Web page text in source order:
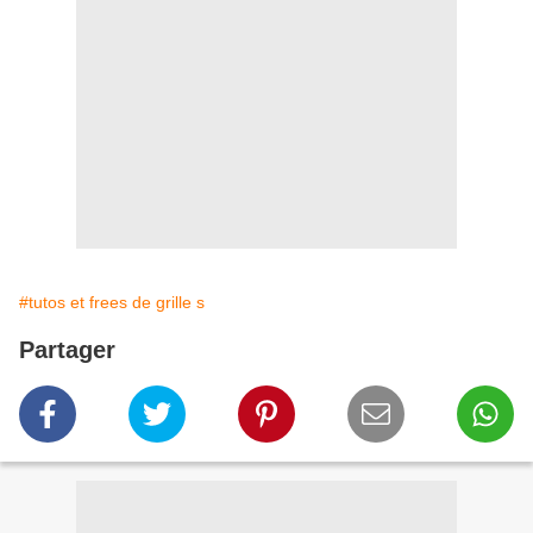
#tutos et frees de grille s
Partager